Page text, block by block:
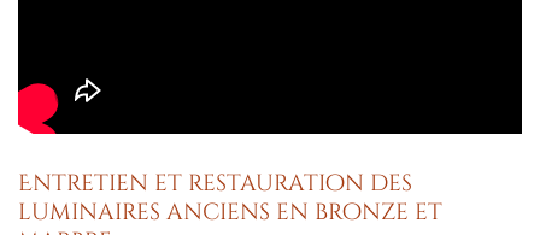
Entretien et restauration des
luminaires anciens en bronze et